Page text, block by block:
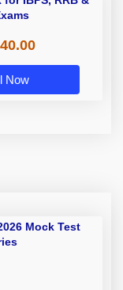
Now
Mock Test